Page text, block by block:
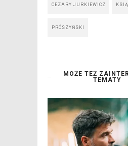
CEZARY JURKIEWICZ
PRÓSZYŃSKI
MOŻE TEŻ
TEMATY